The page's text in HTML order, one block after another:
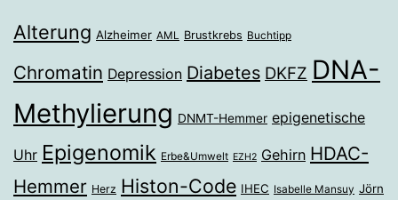
Alterung Alzheimer AML Brustkrebs Buchtipp
Chromatin Depression Diabetes DKFZ DNA-
Methylierung DNMT-Hemmer epigenetische
Uhr Epigenomik Erbe&Umwelt EZH2 Gehirn HDAC-
Hemmer Herz Histon-Code IHEC Isabelle Mansuy Jörn